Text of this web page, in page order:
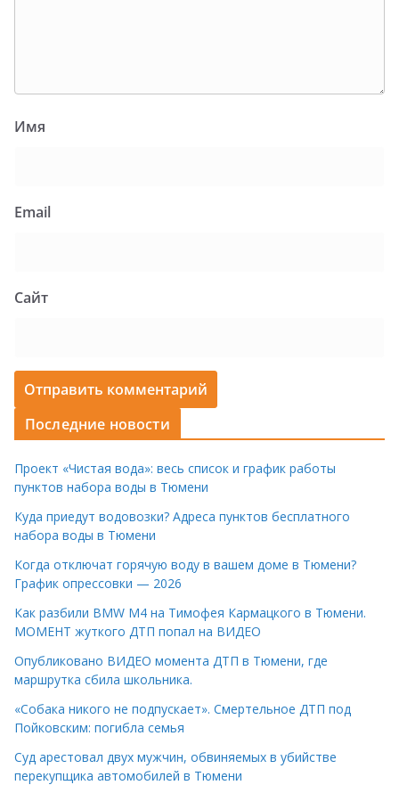
Имя
Email
Сайт
Последние новости
Проект «Чистая вода»: весь список и график работы
пунктов набора воды в Тюмени
Куда приедут водовозки? Адреса пунктов бесплатного
набора воды в Тюмени
Когда отключат горячую воду в вашем доме в Тюмени?
График опрессовки — 2026
Как разбили BMW M4 на Тимофея Кармацкого в Тюмени.
МОМЕНТ жуткого ДТП попал на ВИДЕО
Опубликовано ВИДЕО момента ДТП в Тюмени, где
маршрутка сбила школьника.
«Собака никого не подпускает». Смертельное ДТП под
Пойковским: погибла семья
Суд арестовал двух мужчин, обвиняемых в убийстве
перекупщика автомобилей в Тюмени